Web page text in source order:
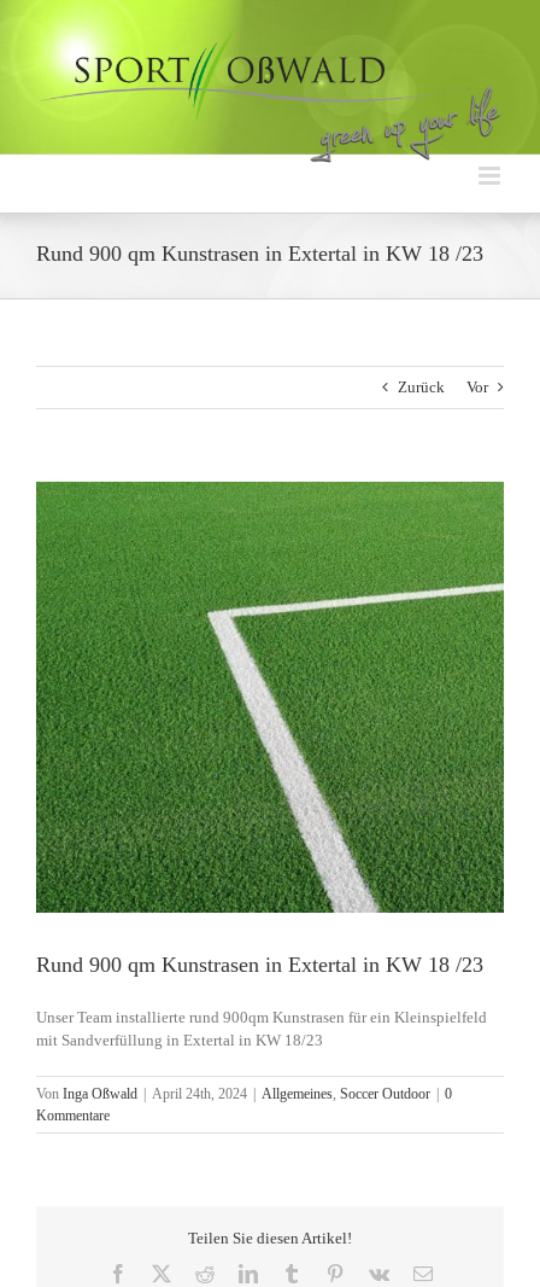
Rund 900 qm Kunstrasen in Extertal in KW 18 /23
Zurück Vor
Zeige
grösseres
Bild
Rund 900 qm Kunstrasen in Extertal in KW 18 /23
Unser Team installierte rund 900qm Kunstrasen für ein Kleinspielfeld
mit Sandverfüllung in Extertal in KW 18/23
Von Inga Oßwald | April 24th, 2024 | Allgemeines, Soccer Outdoor | 0
Kommentare
Teilen Sie diesen Artikel!
Facebook RedditLinkedInTumblr Pinterest
Vk
E-